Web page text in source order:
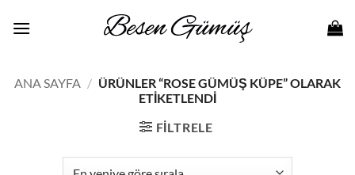
atla
ANA SAYFA / ÜRÜNLER “ROSE GÜMÜŞ KÜPE” OLARAK
ETIKETLENDI
FILTRELE